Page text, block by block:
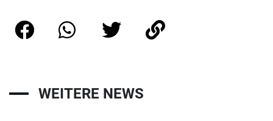
WEITERE NEWS